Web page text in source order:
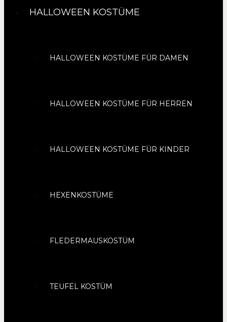
HALLOWEEN KOSTÜME
HALLOWEEN KOSTÜME FÜR DAMEN
HALLOWEEN KOSTÜME FÜR HERREN
HALLOWEEN KOSTÜME FÜR KINDER
HEXENKOSTÜME
FLEDERMAUSKOSTÜM
TEUFEL KOSTÜM